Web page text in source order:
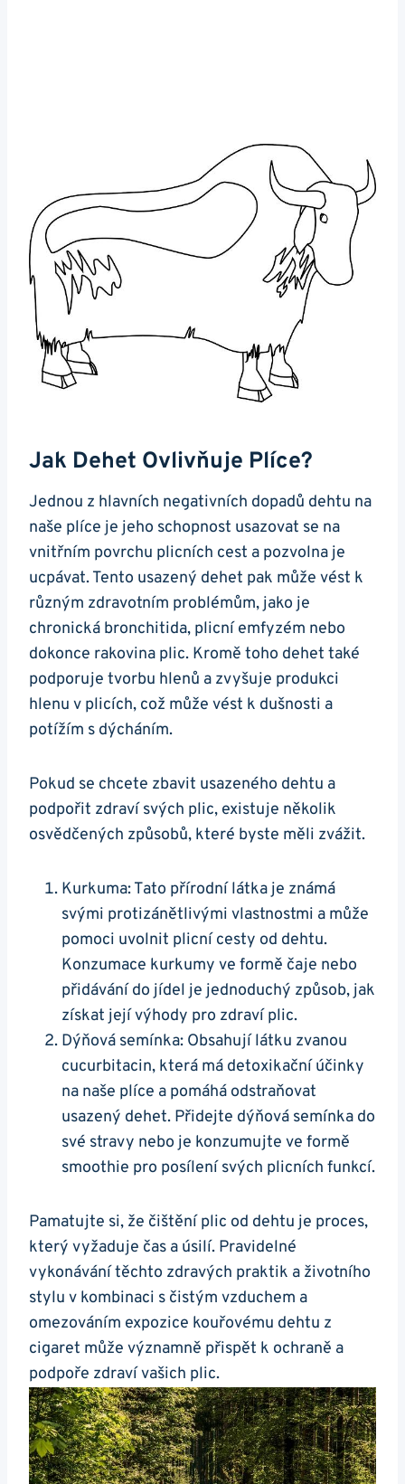
Jak Dehet Ovlivňuje ⁣plíce?
Jednou z hlavních negativních dopadů dehtu na
naše‌ plíce je jeho ⁤schopnost usazovat se na
vnitřním povrchu plicních cest a pozvolna je
ucpávat. Tento usazený ‌dehet pak může vést k
⁣různým zdravotním problémům, jako⁢ je
chronická bronchitida,⁤ plicní emfyzém ‍nebo
dokonce rakovina plic. Kromě⁣ toho dehet⁢ také
podporuje tvorbu hlenů a zvyšuje produkci
⁤hlenu v plicích, což může vést k ⁣dušnosti a
potížím s⁤ dýcháním.
Pokud⁢ se chcete zbavit usazeného dehtu a
podpořit zdraví svých plic, existuje několik
osvědčených způsobů, které byste měli zvážit.
Kurkuma:⁣ Tato ⁢přírodní⁢ látka je známá
svými protizánětlivými vlastnostmi a může
pomoci uvolnit plicní ​cesty od dehtu.
Konzumace kurkumy ve formě‌ čaje nebo
přidávání​ do⁢ jídel je⁤ jednoduchý způsob, jak
získat její výhody pro zdraví plic.
Dýňová​ semínka:⁣ Obsahují látku zvanou
⁤cucurbitacin, která ⁢má ⁣detoxikační účinky
na naše plíce‌ a pomáhá odstraňovat
usazený ‍dehet. ⁣Přidejte dýňová semínka do
své stravy nebo je konzumujte ve formě
smoothie pro posílení ‍svých ​plicních‌ funkcí.
Pamatujte si, že čištění‌ plic ‌od⁤ dehtu je proces,
který⁣ vyžaduje čas a ‌úsilí. Pravidelné
vykonávání ⁢těchto zdravých praktik⁣ a ⁣životního
stylu v kombinaci ⁢s čistým vzduchem ‌a
omezováním expozice kouřovému dehtu z
cigaret může ⁣významně přispět k ochraně ​a
⁢podpoře zdraví vašich plic.